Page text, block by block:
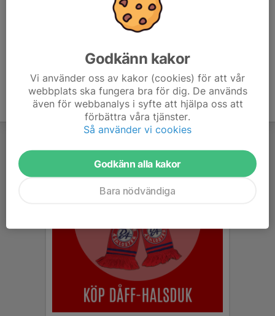
Godkänn kakor
Vi använder oss av kakor (cookies) för att vår
webbplats ska fungera bra för dig. De används
även för webbanalys i syfte att hjälpa oss att
förbättra våra tjänster.
Så använder vi cookies
Godkänn alla kakor
Bara nödvändiga